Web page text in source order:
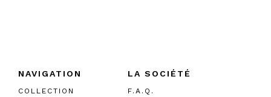
NAVIGATION
COLLECTION
LA SOCIÉTÉ
F.A.Q.